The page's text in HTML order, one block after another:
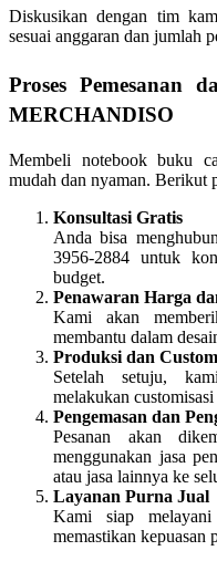
Diskusikan dengan tim
sesuai anggaran dan jumlah
Proses Pemesanan
MERCHANDISO
Membeli notebook buku
mudah dan nyaman. Berikut
Konsultasi Gratis
Anda bisa
3956-2884 untuk
budget.
Penawaran Harga
Kami akan
membantu dalam
Produksi dan
Setelah setuju,
melakukan
Pengemasan dan
Pesanan akan
menggunakan jasa
atau jasa lainnya ke
Layanan Purna Jual
Kami siap
memastikan kepuasan